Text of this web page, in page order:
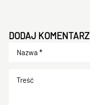
DODAJ KOMENTARZ